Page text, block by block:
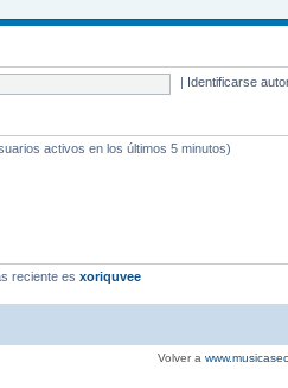
Identificarse
activos en los últimos 5 minutos)
reciente es xoriquvee
Volver a